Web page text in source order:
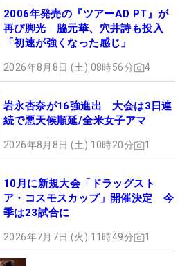
2006年発売の『ツアーAD PT』が
再び脚光 脇元華、穴井詩も投入
「初速が強くなった感じ」
2026年8月8日 (土) 08時56分 4
岩永杏奈が16強進出 大会は3日連
続で悪天候順延/全米女子アマ
2026年8月8日 (土) 10時20分 1
10月に新規大会「ドラッグスト
ア・コスモスカップ」開催決定 今
季は23試合に
2026年7月7日 (火) 11時49分 1